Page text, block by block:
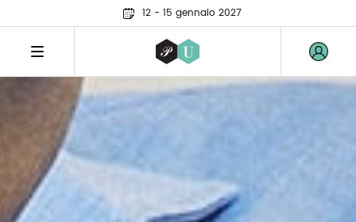
12 - 15 gennaio 2027